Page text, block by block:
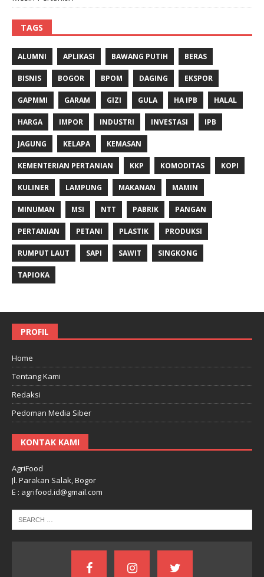
TAGS
ALUMNI APLIKASI BAWANG PUTIH BERAS
BISNIS BOGOR BPOM DAGING EKSPOR
GAPMMI GARAM GIZI GULA HA IPB HALAL
HARGA IMPOR INDUSTRI INVESTASI IPB
JAGUNG KELAPA KEMASAN
KEMENTERIAN PERTANIAN KKP KOMODITAS KOPI
KULINER LAMPUNG MAKANAN MAMIN
MINUMAN MSI NTT PABRIK PANGAN
PERTANIAN PETANI PLASTIK PRODUKSI
RUMPUT LAUT SAPI SAWIT SINGKONG
TAPIOKA
PROFIL
Home
Tentang Kami
Redaksi
Pedoman Media Siber
KONTAK KAMI
AgriFood
Jl. Parakan Salak, Bogor
E : agrifood.id@gmail.com